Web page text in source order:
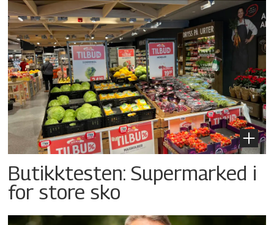
Butikktesten: Supermarked i
for store sko